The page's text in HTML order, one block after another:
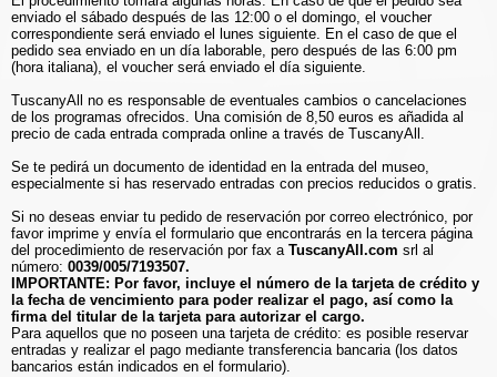
enviado el sábado después de las 12:00 o el domingo, el voucher
correspondiente será enviado el lunes siguiente. En el caso de que el
pedido sea enviado en un día laborable, pero después de las 6:00 pm
(hora italiana), el voucher será enviado el día siguiente.
TuscanyAll no es responsable de eventuales cambios o cancelaciones
de los programas ofrecidos. Una comisión de 8,50 euros es añadida al
precio de cada entrada comprada online a través de TuscanyAll.
Se te pedirá un documento de identidad en la entrada del museo,
especialmente si has reservado entradas con precios reducidos o gratis.
Si no deseas enviar tu pedido de reservación por correo electrónico, por
favor imprime y envía el formulario que encontrarás en la tercera página
del procedimiento de reservación por fax a TuscanyAll.com srl al
número: 0039/005/7193507.
IMPORTANTE: Por favor, incluye el número de la tarjeta de crédito y
la fecha de vencimiento para poder realizar el pago, así como la
firma del titular de la tarjeta para autorizar el cargo.
Para aquellos que no poseen una tarjeta de crédito: es posible reservar
entradas y realizar el pago mediante transferencia bancaria (los datos
bancarios están indicados en el formulario).